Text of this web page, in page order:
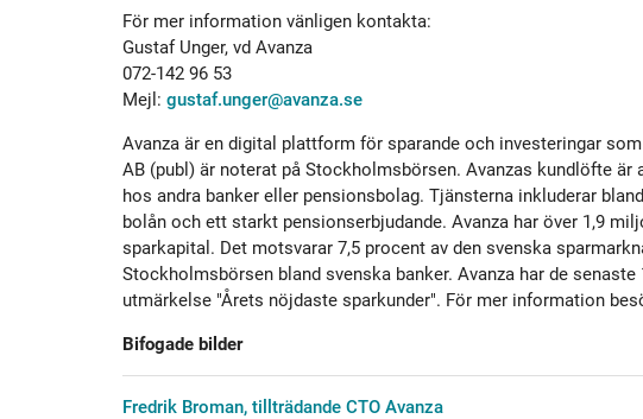
För mer information vänligen kontakta:
Gustaf Unger, vd Avanza
072-142 96 53
Mejl: gustaf.unger@avanza.se
Avanza är en digital plattform för sparande och investeringar
AB (publ) är noterat på Stockholmsbörsen. Avanzas kundlöfte
hos andra banker eller pensionsbolag. Tjänsterna inkluderar
bolån och ett starkt pensionserbjudande. Avanza har över 1,9
sparkapital. Det motsvarar 7,5 procent av den svenska
Stockholmsbörsen bland svenska banker. Avanza har de
utmärkelse "Årets nöjdaste sparkunder". För mer information
Bifogade bilder
Fredrik Broman, tillträdande CTO Avanza